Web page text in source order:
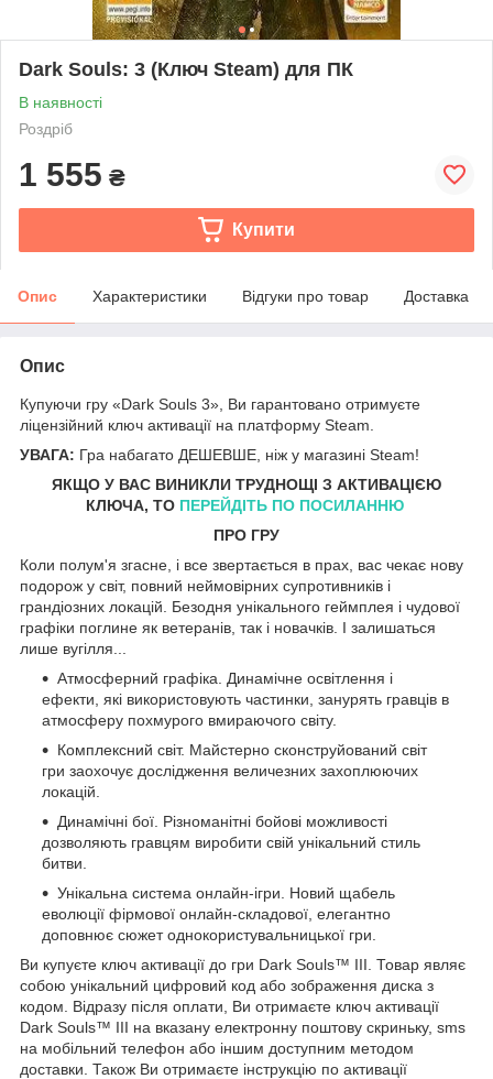
Dark Souls: 3 (Ключ Steam) для ПК
В наявності
Роздріб
1 555 ₴
Купити
Опис Характеристики Відгуки про товар Доставка
Опис
Купуючи гру «Dark Souls 3», Ви гарантовано отримуєте
ліцензійний ключ активації на платформу Steam.
УВАГА: Гра набагато ДЕШЕВШЕ, ніж у магазині Steam!
ЯКЩО У ВАС ВИНИКЛИ ТРУДНОЩІ З АКТИВАЦІЄЮ
КЛЮЧА, ТО ПЕРЕЙДІТЬ ПО ПОСИЛАННЮ
ПРО ГРУ
Коли полум'я згасне, і все звертається в прах, вас чекає нову
подорож у світ, повний неймовірних супротивників і
грандіозних локацій. Безодня унікального геймплея і чудової
графіки поглине як ветеранів, так і новачків. І залишаться
лише вугілля...
Атмосферний графіка. Динамічне освітлення і
ефекти, які використовують частинки, занурять гравців в
атмосферу похмурого вмираючого світу.
Комплексний світ. Майстерно сконструйований світ
гри заохочує дослідження величезних захоплюючих
локацій.
Динамічні бої. Різноманітні бойові можливості
дозволяють гравцям виробити свій унікальний стиль
битви.
Унікальна система онлайн-ігри. Новий щабель
еволюції фірмової онлайн-складової, елегантно
доповнює сюжет однокористувальницької гри.
Ви купуєте ключ активації до гри Dark Souls™ III. Товар являє
собою унікальний цифровий код або зображення диска з
кодом. Відразу після оплати, Ви отримаєте ключ активації
Dark Souls™ III на вказану електронну поштову скриньку, sms
на мобільний телефон або іншим доступним методом
доставки. Також Ви отримаєте інструкцію по активації